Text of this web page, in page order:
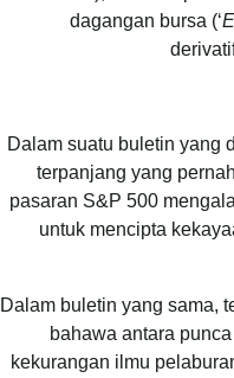
dagangan bursa (‘
Dalam suatu buletin yang
terpanjang yang
pasaran S&P 500
untuk mencipta
Dalam buletin yang sama,
bahawa antara
kekurangan ilmu